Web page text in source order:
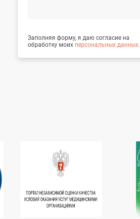
Заполняя форму, я даю согласие на
обработку моих персональных данных.